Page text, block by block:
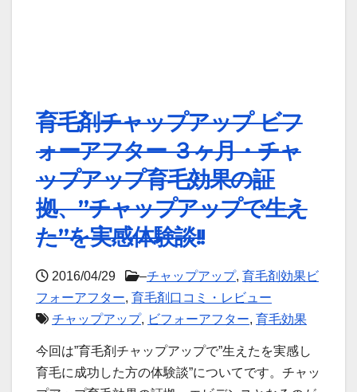
育毛剤チャップアップ ビフ
ォーアフター ３ヶ月・チャ
ップアップ育毛効果の証
拠、”チャップアップで生え
た”を実感体験談!!
2016/04/29 –チャップアップ, 育毛剤効果ビ
フォーアフター, 育毛剤口コミ・レビュー
チャップアップ, ビフォーアフター, 育毛効果
今回は”育毛剤チャップアップで”生えたを実感し
育毛に成功した方の体験談”についてです。チャッ